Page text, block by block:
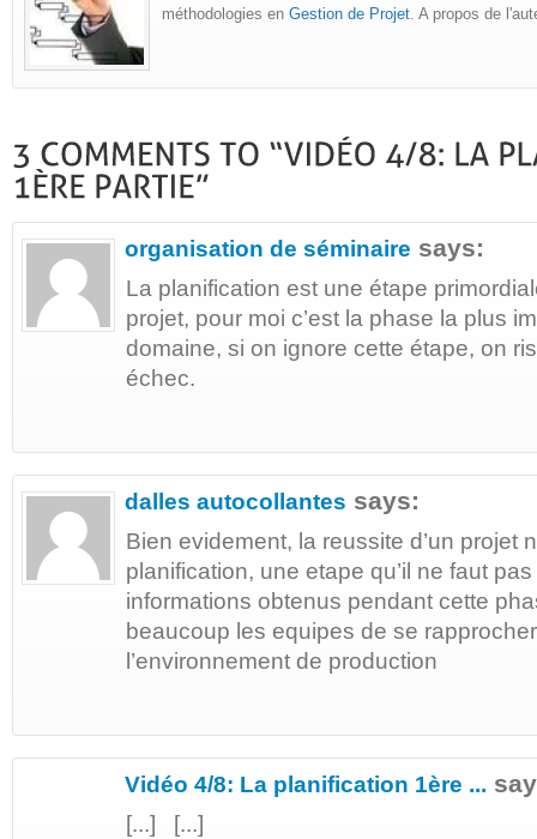
méthodologies en Gestion de Projet. A propos de
organisation de séminaire says:
La planification est une étape
projet, pour moi c’est la phase la plus
domaine, si on ignore cette étape, on
échec.
dalles autocollantes says:
Bien evidement, la reussite d’un projet
planification, une etape qu’il ne faut
informations obtenus pendant cette
beaucoup les equipes de se
l’environnement de production
Vidéo 4/8: La planification 1ère ...
[...] [...]